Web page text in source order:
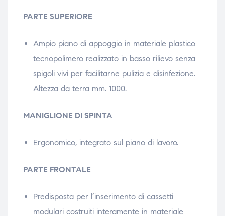
PARTE SUPERIORE
Ampio piano di appoggio in materiale plastico
tecnopolimero realizzato in basso rilievo senza
spigoli vivi per facilitarne pulizia e disinfezione.
Altezza da terra mm. 1000.
MANIGLIONE DI SPINTA
Ergonomico, integrato sul piano di lavoro.
PARTE FRONTALE
Predisposta per l’inserimento di cassetti
modulari costruiti interamente in materiale